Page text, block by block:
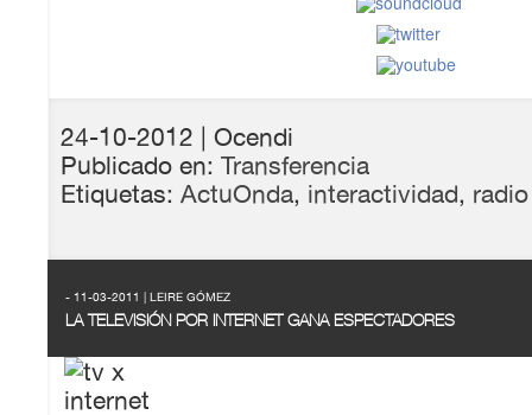
24-10-2012 | Ocendi
Publicado en: Transferencia
Etiquetas: ActuOnda, interactividad,
- 11-03-2011 | LEIRE GÓMEZ
LA TELEVISIÓN POR INTERNET GANA ESPECTADORES